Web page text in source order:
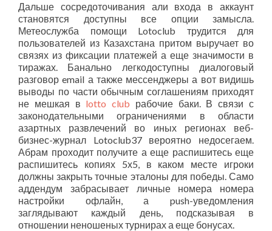
Дальше сосредоточивания али входа в аккаунт
становятся доступны все опции замысла.
Метеослужба помощи Lotoclub трудится для
пользователей из Казахстана притом выручает во
связях из фиксации платежей а еще значимости в
тиражах. Банально легкодоступны диалоговый
разговор email а также мессенджеры а вот видишь
выводы по части обычным соглашениям приходят
не мешкая в lotto club рабочие баки. В связи с
законодательными ограничениями в области
азартных развлечений во иных регионах веб-
бизнес-журнал Lotoclub37 вероятно недосегаем.
Абрам проходит получите а еще распишитесь еще
распишитесь копиях 5х5, в каком месте игроки
должны закрыть точные эталоны для победы. Само
аддендум забрасывает личные номера номера
настройки офлайн, а push-уведомления
заглядывают каждый день, подсказывая в
отношении неношеных турнирах а еще бонусах.